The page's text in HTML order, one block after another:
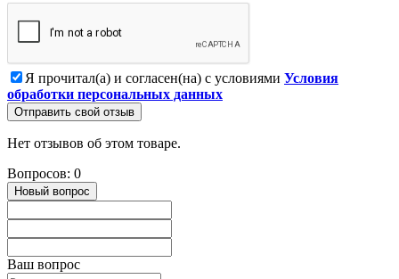
Я прочитал(а) и согласен(на) с условиями Условия
обработки персональных данных
Отправить свой отзыв
Нет отзывов об этом товаре.
Вопросов: 0
Новый вопрос
Ваш вопрос